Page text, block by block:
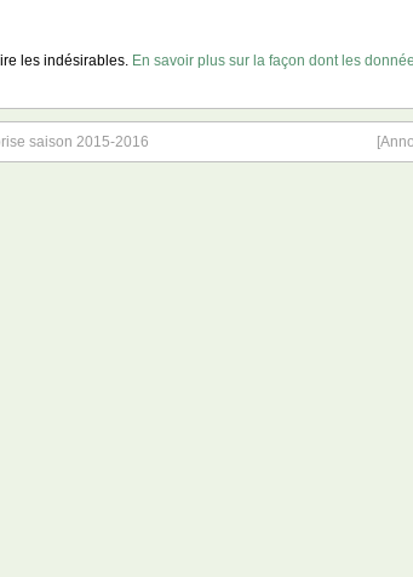
les indésirables. En savoir plus sur la façon dont les
saison 2015-2016